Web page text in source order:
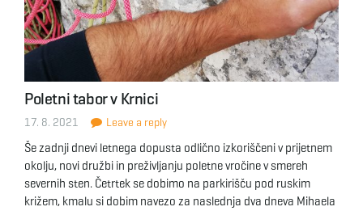
Poletni tabor v Krnici
17. 8. 2021 Leave a reply
Še zadnji dnevi letnega dopusta odlično izkoriščeni v prijetnem
okolju, novi družbi in preživljanju poletne vročine v smereh
severnih sten. Četrtek se dobimo na parkirišču pod ruskim
križem, kmalu si dobim navezo za naslednja dva dneva Mihaela